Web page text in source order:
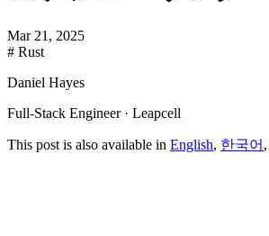
Mar 21, 2025
# Rust
Daniel Hayes
Full-Stack Engineer · Leapcell
This post is also available in English, 한국어